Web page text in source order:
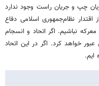
چپ و جریان راست وجود ندارد
نظام‌جمهوری اسلامی دفاع
نباشیم. اگر اتحاد و انسجام
خواهد کرد. اگر در این اتحاد
ایم.